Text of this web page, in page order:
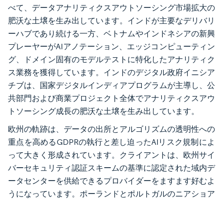
べて、データアナリティクスアウトソーシング市場拡大の
肥沃な土壌を生み出しています。インドが主要なデリバリ
ーハブであり続ける一方、ベトナムやインドネシアの新興
プレーヤーがAIアノテーション、エッジコンピューティン
グ、ドメイン固有のモデルテストに特化したアナリティク
ス業務を獲得しています。インドのデジタル政府イニシア
チブは、国家デジタルインディアプログラムが主導し、公
共部門および商業プロジェクト全体でアナリティクスアウ
トソーシング成長の肥沃な土壌を生み出しています。
欧州の軌跡は、データの出所とアルゴリズムの透明性への
重点を高めるGDPRの執行と差し迫ったAIリスク規制によ
って大きく形成されています。クライアントは、欧州サイ
バーセキュリティ認証スキームの基準に認定された域内デ
ータセンターを供給できるプロバイダーをますます好むよ
うになっています。ポーランドとポルトガルのニアショア